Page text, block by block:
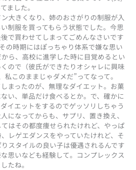
ました。
大きくなり、姉のおさがりの制服が入
制服を買ってもらう状態でした。今思
で買わせてしまってごめんなさいです
の時期にはぽっちゃり体系で嫌な思い
ら、高校に進学した時に目覚めるとい
ので（彼氏ができたりオシャレに興味
このままじゃダメだ”ってなって。
まったのが、無理なダイエット。お菓
い、単品だけ食べるとか。で、確かに
イエットをするのでゲッソリしちゃう
になってからも、サプリ、置き換え、
はその都度痩せられたけれど、やっぱ
レゲエダンスをやっていたけれど、そ
スタイルの良い子は優遇されるんです
思いなども経験して。コンプレックス
たね。